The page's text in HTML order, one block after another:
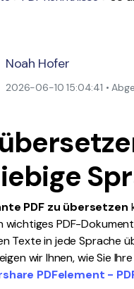
Noah Hofer
2026-06-10 15:04:41 •
PDF zu übersetzen
wichtiges PDF-
Texte in jede Sprache
wir Ihnen, wie Sie
PDFelement -